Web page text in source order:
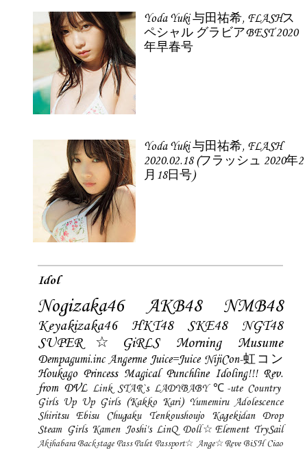
Yoda Yuki 与田祐希, FLASHス
ペシャル グラビアBEST 2020
年早春号
Yoda Yuki 与田祐希, FLASH
2020.02.18 (フラッシュ 2020年2
月18日号)
Idol
Nogizaka46 AKB48 NMB48
Keyakizaka46 HKT48 SKE48
NGT48
SUPER☆GiRLS
Morning Musume
Dempagumi.inc Angerme Juice=Juice NijiCon-虹コン
Houkago Princess Magical Punchline Idoling!!! Rev.
from DVL Link STAR`s LADYBABY ℃-ute Country
Girls Up Up Girls (Kakko Kari) Yumemiru Adolescence
Shiritsu Ebisu Chugaku
Tenkoushoujo Kagekidan
Drop
Steam Girls Kamen Joshi's LinQ Doll☆Element TrySail
Akihabara Backstage Pass Palet Passport☆ Ange☆Reve BiSH Ciao